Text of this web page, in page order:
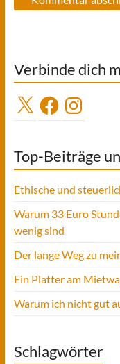
Verbinde dich
X FacebookInstagram
Top-Beiträge
Ethische und
Warum 33 Euro
wenig sind
Der lange Weg zu
Ein Platter am
Warum ich nicht gut
Schlagwörter